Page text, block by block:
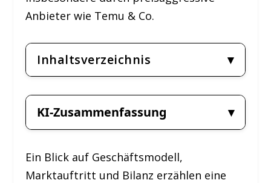
Anbieter wie Temu & Co.
Inhaltsverzeichnis
KI-Zusammenfassung
Ein Blick auf Geschäftsmodell,
Marktauftritt und Bilanz erzählen eine